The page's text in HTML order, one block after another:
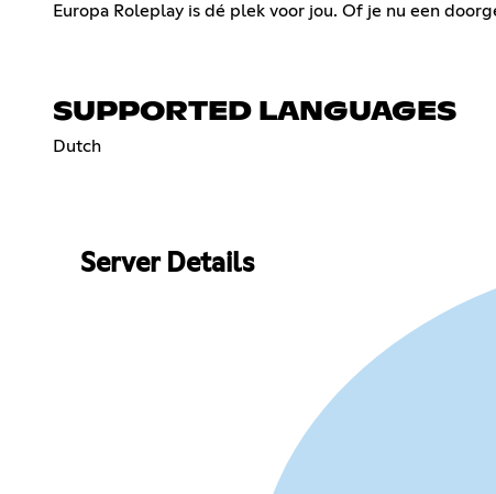
Europa Roleplay is dé plek voor jou. Of je nu een
SUPPORTED LANGUAGES
Dutch
Server Details